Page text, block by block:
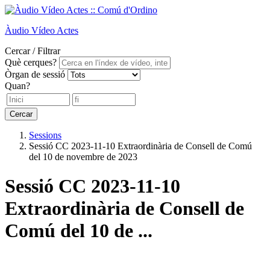
Àudio Vídeo Actes
Cercar / Filtrar
Què cerques?
Òrgan de sessió
Quan?
Cercar
Sessions
Sessió CC 2023-11-10 Extraordinària de Consell de Comú
del 10 de novembre de 2023
Sessió CC 2023-11-10
Extraordinària de Consell de
Comú del 10 de ...